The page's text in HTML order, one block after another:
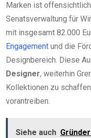
Marken ist
Senatsverwaltung für
mit insgesamt 82.000
Engagement und die
Designbereich. Diese
Designer, weiterhin
Kollektionen zu
vorantreiben.
Siehe auch